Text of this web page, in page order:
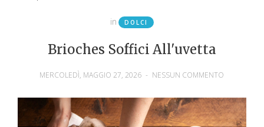
in DOLCI
Brioches Soffici All'uvetta
MERCOLEDÌ, MAGGIO 27, 2026 - NESSUN COMMENTO